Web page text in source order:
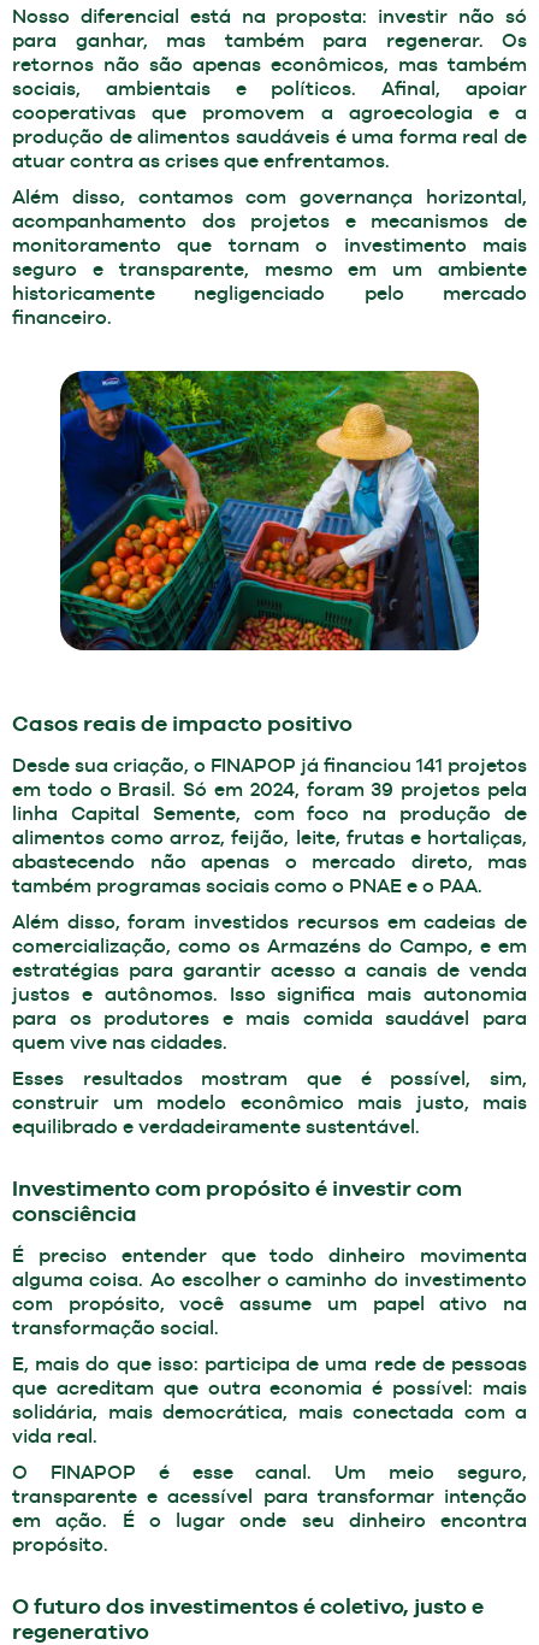
Nosso diferencial está na proposta: investir não só
para ganhar, mas também para regenerar. Os
retornos não são apenas econômicos, mas também
sociais, ambientais e políticos. Afinal, apoiar
cooperativas que promovem a agroecologia e a
produção de alimentos saudáveis é uma forma real de
atuar contra as crises que enfrentamos.
Além disso, contamos com governança horizontal,
acompanhamento dos projetos e mecanismos de
monitoramento que tornam o investimento mais
seguro e transparente, mesmo em um ambiente
historicamente negligenciado pelo mercado
financeiro.
Casos reais de impacto positivo
Desde sua criação, o FINAPOP já financiou 141 projetos
em todo o Brasil. Só em 2024, foram 39 projetos pela
linha Capital Semente, com foco na produção de
alimentos como arroz, feijão, leite, frutas e hortaliças,
abastecendo não apenas o mercado direto, mas
também programas sociais como o PNAE e o PAA.
Além disso, foram investidos recursos em cadeias de
comercialização, como os Armazéns do Campo, e em
estratégias para garantir acesso a canais de venda
justos e autônomos. Isso significa mais autonomia
para os produtores e mais comida saudável para
quem vive nas cidades.
Esses resultados mostram que é possível, sim,
construir um modelo econômico mais justo, mais
equilibrado e verdadeiramente sustentável.
Investimento com propósito é investir com
consciência
É preciso entender que todo dinheiro movimenta
alguma coisa. Ao escolher o caminho do investimento
com propósito, você assume um papel ativo na
transformação social.
E, mais do que isso: participa de uma rede de pessoas
que acreditam que outra economia é possível: mais
solidária, mais democrática, mais conectada com a
vida real.
O FINAPOP é esse canal. Um meio seguro,
transparente e acessível para transformar intenção
em ação. É o lugar onde seu dinheiro encontra
propósito.
O futuro dos investimentos é coletivo, justo e
regenerativo